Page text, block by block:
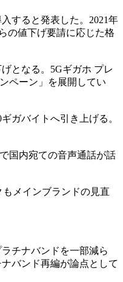
すると発表した。2021年
の値下げ要請に応じた格
となる。5Gギガホ プレ
ペーン」を展開してい
ガバイトへ引き上げる。
国内宛ての音声通話が話
メインブランドの見直
チナバンドを一部減ら
バンド再編が論点として